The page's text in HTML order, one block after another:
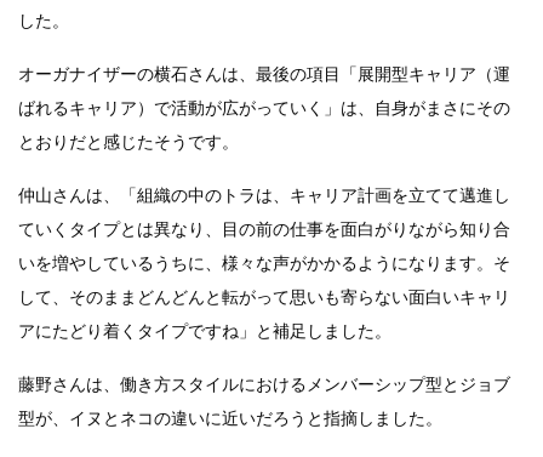
した。
オーガナイザーの横石さんは、最後の項目「展開型キャリア（運
ばれるキャリア）で活動が広がっていく」は、自身がまさにその
とおりだと感じたそうです。
仲山さんは、「組織の中のトラは、キャリア計画を立てて邁進し
ていくタイプとは異なり、目の前の仕事を面白がりながら知り合
いを増やしているうちに、様々な声がかかるようになります。そ
して、そのままどんどんと転がって思いも寄らない面白いキャリ
アにたどり着くタイプですね」と補足しました。
藤野さんは、働き方スタイルにおけるメンバーシップ型とジョブ
型が、イヌとネコの違いに近いだろうと指摘しました。